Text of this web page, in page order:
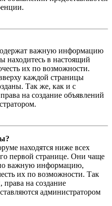
важную информацию
находитесь в настоящий
их по возможности.
каждой страницы
Так же, как и с
на создание объявлений
находятся ниже всех
первой странице. Они чаще
важную информацию,
их по возможности. Так
на создание
администратором